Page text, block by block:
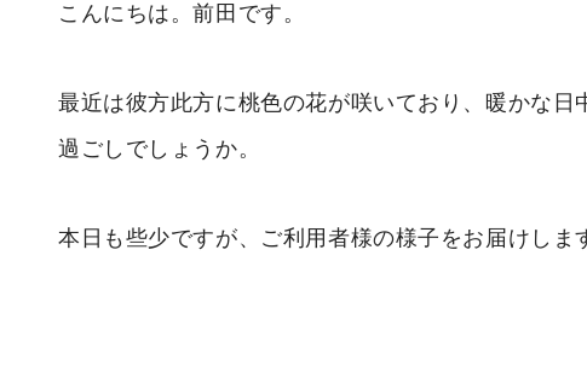
こんにちは。前田です。
最近は彼方此方に桃色の花が咲いており、暖かな日
過ごしでしょうか。
本日も些少ですが、ご利用者様の様子をお届けしま